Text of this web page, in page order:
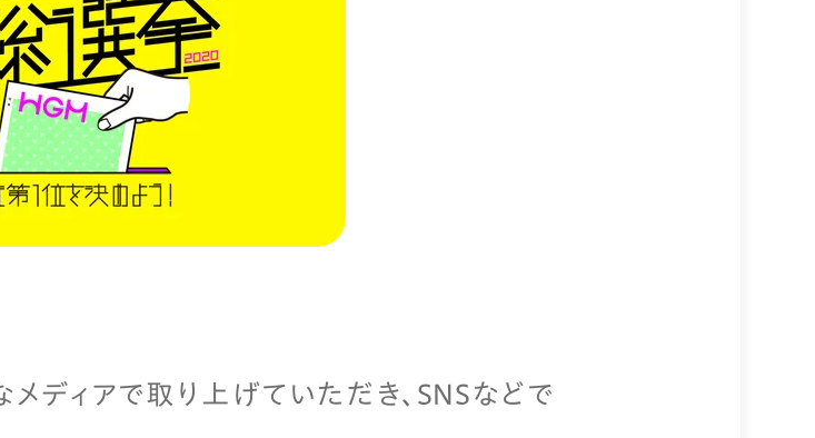
ディアで取り上げていただき、SNSなどで